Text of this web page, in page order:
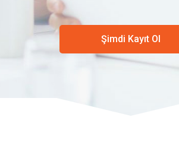
Şimdi Kayıt Ol